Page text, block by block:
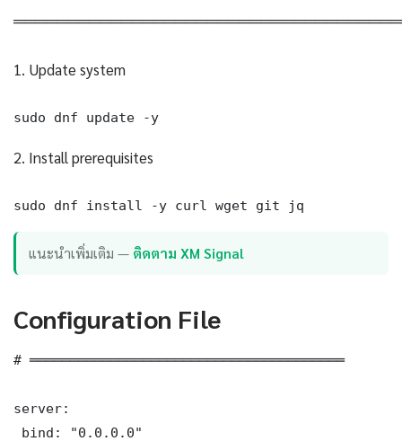
1. Update system
sudo dnf update -y
2. Install prerequisites
sudo dnf install -y curl wget git jq
แนะนำเพิ่มเติม — ติดตาม XM Signal
Configuration File
# ═══════════════════════════════════════
server:
bind: "0.0.0.0"